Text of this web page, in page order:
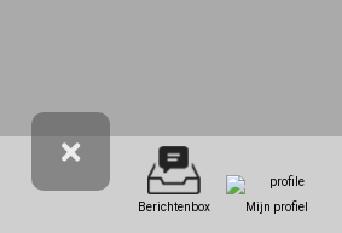
Berichtenbox Mijn profiel